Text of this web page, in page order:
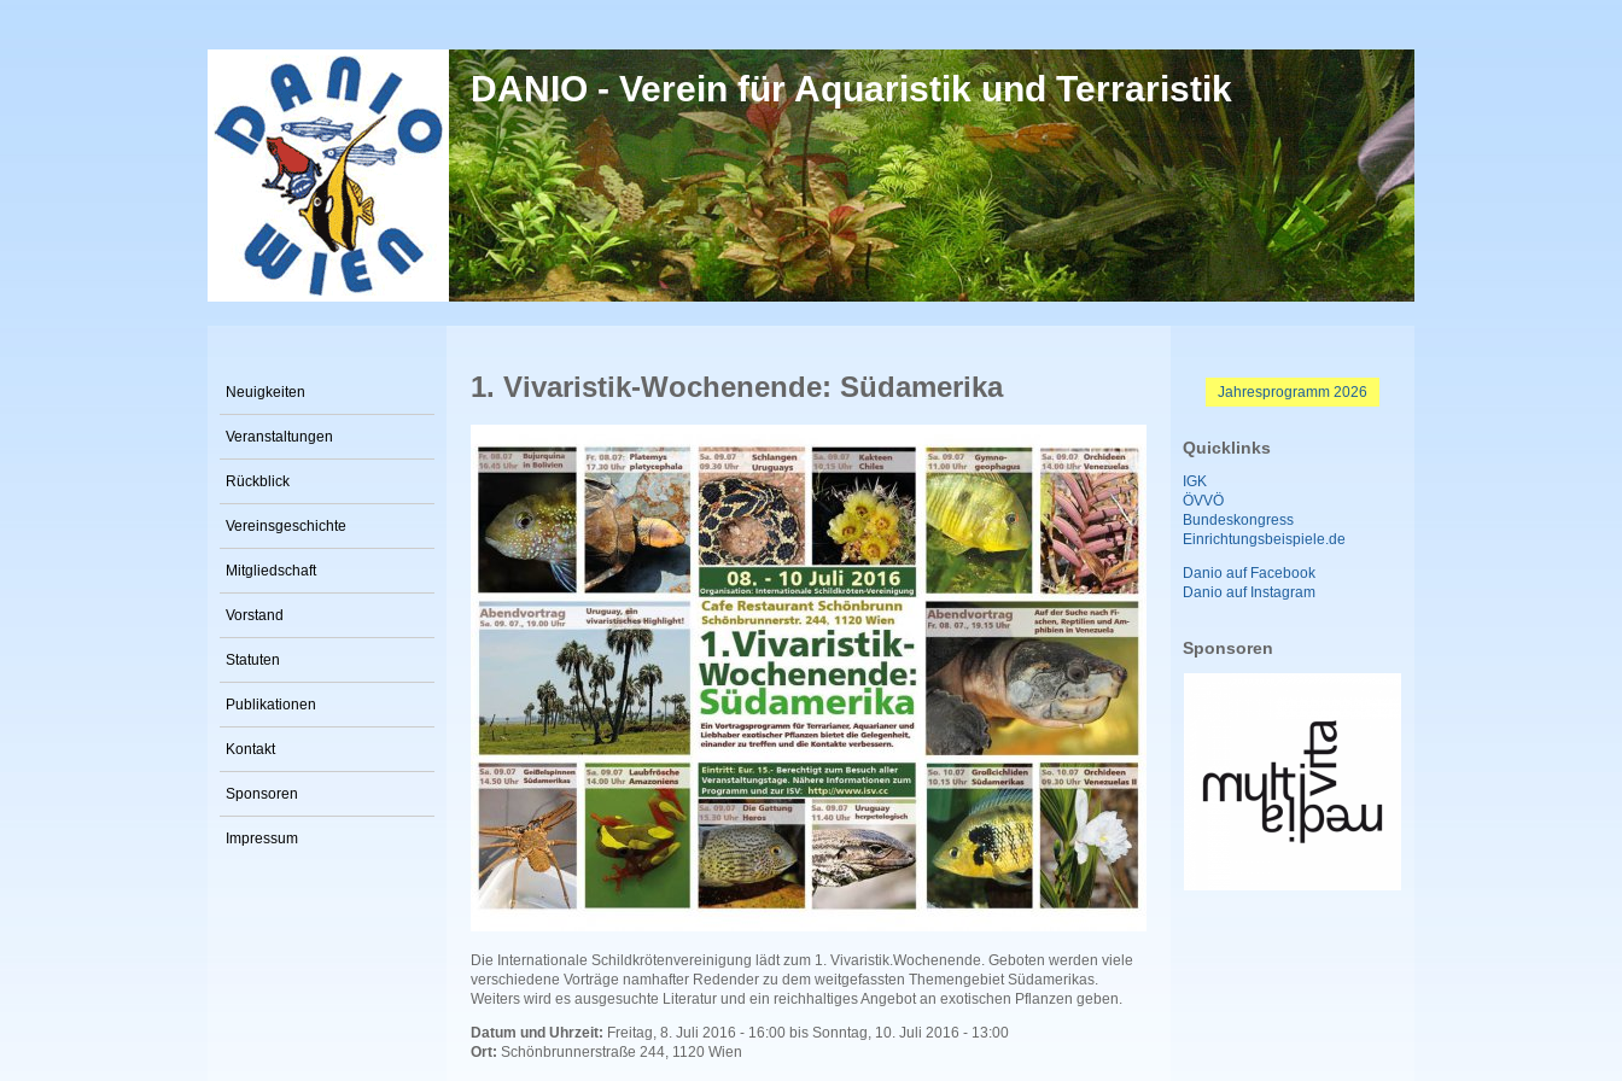
DANIO - Verein für Aquaristik und Terraristik
Neuigkeiten
Veranstaltungen
Rückblick
Vereinsgeschichte
Mitgliedschaft
Vorstand
Statuten
Publikationen
Kontakt
Sponsoren
Impressum
1. Vivaristik-Wochenende: Südamerika
Die Internationale Schildkrötenvereinigung lädt zum 1. Vivaristik.Wochenende. Geboten werden viele
verschiedene Vorträge namhafter Redender zu dem weitgefassten Themengebiet Südamerikas.
Weiters wird es ausgesuchte Literatur und ein reichhaltiges Angebot an exotischen Pflanzen geben.
Datum und Uhrzeit: Freitag, 8. Juli 2016 - 16:00 bis Sonntag, 10. Juli 2016 - 13:00
Ort: Schönbrunnerstraße 244, 1120 Wien
Jahresprogramm 2026
Quicklinks
IGK
ÖVVÖ
Bundeskongress
Einrichtungsbeispiele.de
Danio auf Facebook
Danio auf Instagram
Sponsoren